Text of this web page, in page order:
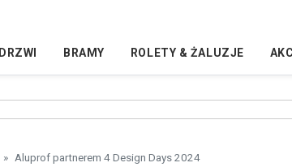
DRZWI BRAMY ROLETY & ŻALUZJE
Aluprof partnerem 4 Design Days 2024